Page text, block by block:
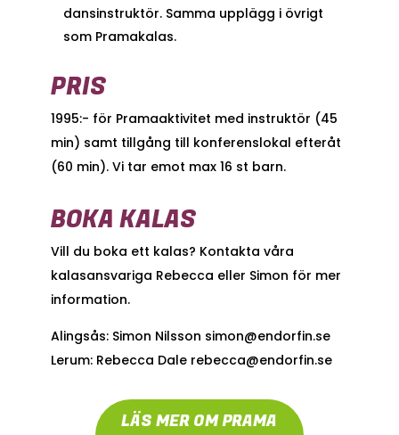
dansinstruktör. Samma upplägg i övrigt
som Pramakalas.
PRIS
1995:- för Pramaaktivitet med instruktör (45
min) samt tillgång till konferenslokal efteråt
(60 min). Vi tar emot max 16 st barn.
BOKA KALAS
Vill du boka ett kalas? Kontakta våra
kalasansvariga Rebecca eller Simon för mer
information.
Alingsås: Simon Nilsson simon@endorfin.se
Lerum: Rebecca Dale rebecca@endorfin.se
LÄS MER OM PRAMA